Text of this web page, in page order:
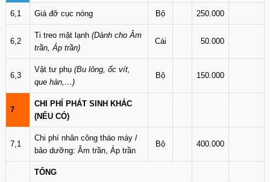
6,1 Giá đỡ cục nóng Bộ 250.000
6,2
Ti treo mặt lạnh (Dành cho Âm
trần, Áp trần)
Cái 50.000
6,3
Vật tư phụ (Bu lông, ốc vít,
que hàn,…)
Bộ 150.000
7
CHI PHÍ PHÁT SINH KHÁC
(NẾU CÓ)
7,1
Chi phí nhân công tháo máy /
bảo dưỡng: Âm trần, Áp trần
Bộ 400.000
TỔNG